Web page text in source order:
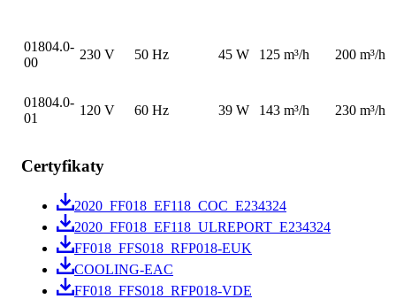
01804.0-
00
230 V 50 Hz 45 W 125 m³/h 200 m³/h
01804.0-
01
120 V 60 Hz 39 W 143 m³/h 230 m³/h
Certyfikaty
2020_FF018_EF118_COC_E234324
2020_FF018_EF118_ULREPORT_E234324
FF018_FFS018_RFP018-EUK
COOLING-EAC
FF018_FFS018_RFP018-VDE